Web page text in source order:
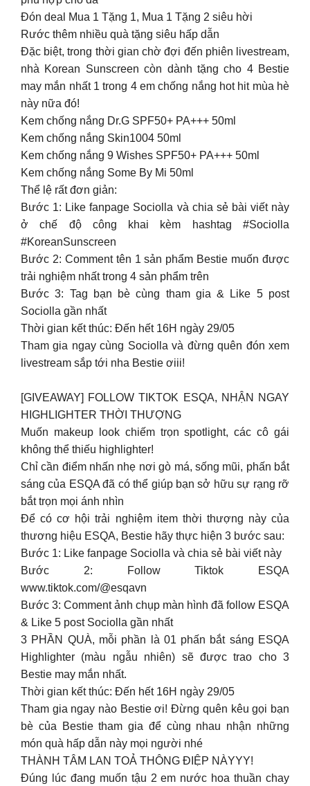
Đón deal Mua 1 Tặng 1, Mua 1 Tặng 2 siêu hời
Rước thêm nhiều quà tặng siêu hấp dẫn
Đặc biệt, trong thời gian chờ đợi đến phiên livestream,
nhà Korean Sunscreen còn dành tặng cho 4 Bestie
may mắn nhất 1 trong 4 em chống nắng hot hit mùa hè
này nữa đó!
Kem chống nắng Dr.G SPF50+ PA+++ 50ml
Kem chống nắng Skin1004 50ml
Kem chống nắng 9 Wishes SPF50+ PA+++ 50ml
Kem chống nắng Some By Mi 50ml
Thể lệ rất đơn giản:
Bước 1: Like fanpage Sociolla và chia sẻ bài viết này
ở chế độ công khai kèm hashtag #Sociolla
#KoreanSunscreen
Bước 2: Comment tên 1 sản phẩm Bestie muốn được
trải nghiệm nhất trong 4 sản phẩm trên
Bước 3: Tag bạn bè cùng tham gia & Like 5 post
Sociolla gần nhất
Thời gian kết thúc: Đến hết 16H ngày 29/05
Tham gia ngay cùng Sociolla và đừng quên đón xem
livestream sắp tới nha Bestie ơiii!
[GIVEAWAY] FOLLOW TIKTOK ESQA, NHẬN NGAY
HIGHLIGHTER THỜI THƯỢNG
Muốn makeup look chiếm trọn spotlight, các cô gái
không thể thiếu highlighter!
Chỉ cần điểm nhấn nhẹ nơi gò má, sống mũi, phấn bắt
sáng của ESQA đã có thể giúp bạn sở hữu sự rạng rỡ
bắt trọn mọi ánh nhìn
Để có cơ hội trải nghiệm item thời thượng này của
thương hiệu ESQA, Bestie hãy thực hiện 3 bước sau:
Bước 1: Like fanpage Sociolla và chia sẻ bài viết này
Bước 2: Follow Tiktok ESQA
www.tiktok.com/@esqavn
Bước 3: Comment ảnh chụp màn hình đã follow ESQA
& Like 5 post Sociolla gần nhất
3 PHẦN QUÀ, mỗi phần là 01 phấn bắt sáng ESQA
Highlighter (màu ngẫu nhiên) sẽ được trao cho 3
Bestie may mắn nhất.
Thời gian kết thúc: Đến hết 16H ngày 29/05
Tham gia ngay nào Bestie ơi! Đừng quên kêu gọi bạn
bè của Bestie tham gia để cùng nhau nhận những
món quà hấp dẫn này mọi người nhé
THÀNH TÂM LAN TOẢ THÔNG ĐIỆP NÀYYY!
Đúng lúc đang muốn tậu 2 em nước hoa thuần chay